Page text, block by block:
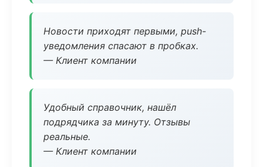
Новости приходят первыми, push-
уведомления спасают в пробках.
— Клиент компании
Удобный справочник, нашёл
подрядчика за минуту. Отзывы
реальные.
— Клиент компании